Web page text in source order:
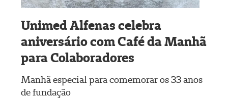
Unimed Alfenas celebra
aniversário com Café da Manhã
para Colaboradores
Manhã especial para comemorar os 33 anos
de fundação